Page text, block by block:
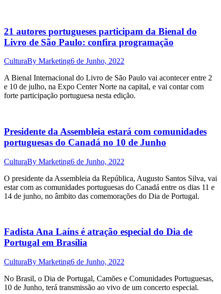
21 autores portugueses participam da Bienal do
Livro de São Paulo: confira programação
CulturaBy Marketing6 de Junho, 2022
A Bienal Internacional do Livro de São Paulo vai acontecer entre 2
e 10 de julho, na Expo Center Norte na capital, e vai contar com
forte participação portuguesa nesta edição.
Presidente da Assembleia estará com comunidades
portuguesas do Canadá no 10 de Junho
CulturaBy Marketing6 de Junho, 2022
O presidente da Assembleia da República, Augusto Santos Silva, vai
estar com as comunidades portuguesas do Canadá entre os dias 11 e
14 de junho, no âmbito das comemorações do Dia de Portugal.
Fadista Ana Laíns é atração especial do Dia de
Portugal em Brasília
CulturaBy Marketing6 de Junho, 2022
No Brasil, o Dia de Portugal, Camões e Comunidades Portuguesas,
10 de Junho, terá transmissão ao vivo de um concerto especial.